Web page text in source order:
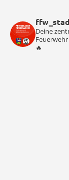
Deine
🔥